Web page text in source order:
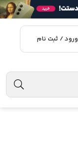
ورود / ثبت نام